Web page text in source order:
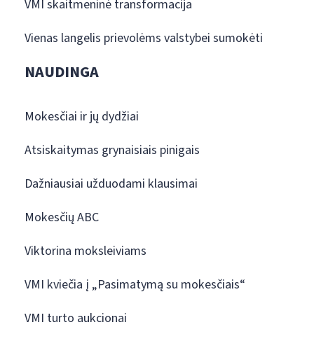
VMI skaitmeninė transformacija
Vienas langelis prievolėms valstybei sumokėti
NAUDINGA
Mokesčiai ir jų dydžiai
Atsiskaitymas grynaisiais pinigais
Dažniausiai užduodami klausimai
Mokesčių ABC
Viktorina moksleiviams
VMI kviečia į „Pasimatymą su mokesčiais“
VMI turto aukcionai